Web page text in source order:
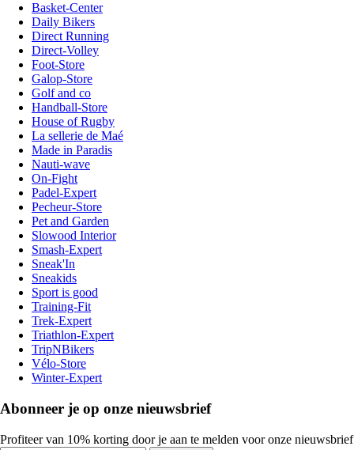
Basket-Center
Daily Bikers
Direct Running
Direct-Volley
Foot-Store
Galop-Store
Golf and co
Handball-Store
House of Rugby
La sellerie de Maé
Made in Paradis
Nauti-wave
On-Fight
Padel-Expert
Pecheur-Store
Pet and Garden
Slowood Interior
Smash-Expert
Sneak'In
Sneakids
Sport is good
Training-Fit
Trek-Expert
Triathlon-Expert
TripNBikers
Vélo-Store
Winter-Expert
Abonneer je op onze nieuwsbrief
Profiteer van 10% korting door je aan te melden voor onze nieuwsbrief